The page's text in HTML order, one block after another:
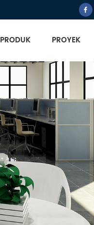
PRODUK PROYEK